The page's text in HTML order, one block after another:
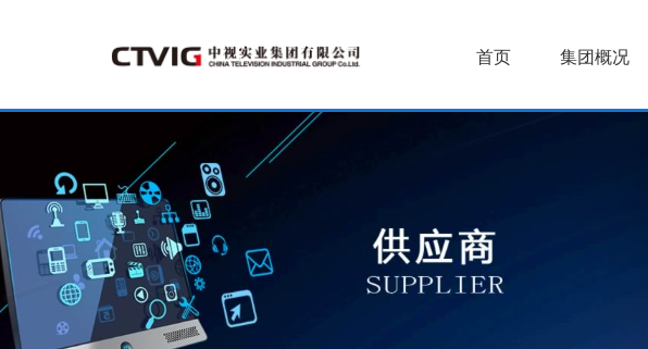
首页 集团概况